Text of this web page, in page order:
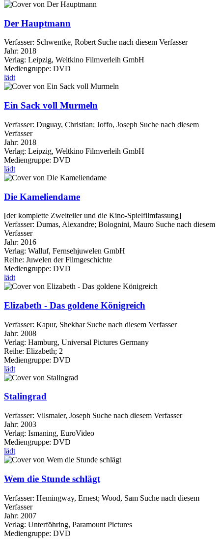
Der Hauptmann
Verfasser: Schwentke, Robert Suche nach diesem Verfasser
Jahr: 2018
Verlag: Leipzig, Weltkino Filmverleih GmbH
Mediengruppe: DVD
lädt
Ein Sack voll Murmeln
Verfasser: Duguay, Christian; Joffo, Joseph Suche nach diesem
Verfasser
Jahr: 2018
Verlag: Leipzig, Weltkino Filmverleih GmbH
Mediengruppe: DVD
lädt
Die Kameliendame
[der komplette Zweiteiler und die Kino-Spielfilmfassung]
Verfasser: Dumas, Alexandre; Bolognini, Mauro Suche nach diesem
Verfasser
Jahr: 2016
Verlag: Walluf, Fernsehjuwelen GmbH
Reihe: Juwelen der Filmgeschichte
Mediengruppe: DVD
lädt
Elizabeth - Das goldene Königreich
Verfasser: Kapur, Shekhar Suche nach diesem Verfasser
Jahr: 2008
Verlag: Hamburg, Universal Pictures Germany
Reihe: Elizabeth; 2
Mediengruppe: DVD
lädt
Stalingrad
Verfasser: Vilsmaier, Joseph Suche nach diesem Verfasser
Jahr: 2003
Verlag: Ismaning, EuroVideo
Mediengruppe: DVD
lädt
Wem die Stunde schlägt
Verfasser: Hemingway, Ernest; Wood, Sam Suche nach diesem
Verfasser
Jahr: 2007
Verlag: Unterföhring, Paramount Pictures
Mediengruppe: DVD